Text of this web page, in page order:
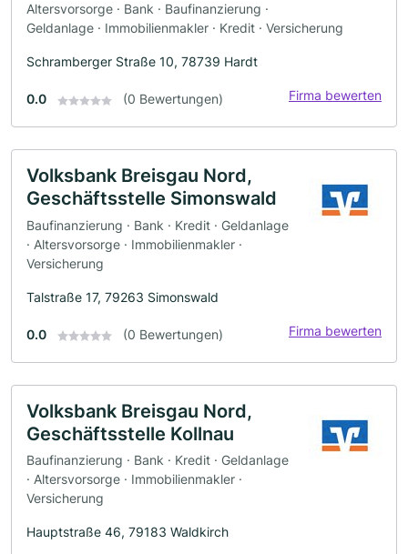
Altersvorsorge · Bank · Baufinanzierung ·
Geldanlage · Immobilienmakler · Kredit · Versicherung
Schramberger Straße 10, 78739 Hardt
0.0 (0 Bewertungen) Firma bewerten
Volksbank Breisgau Nord,
Geschäftsstelle Simonswald
Baufinanzierung · Bank · Kredit · Geldanlage
· Altersvorsorge · Immobilienmakler ·
Versicherung
Talstraße 17, 79263 Simonswald
0.0 (0 Bewertungen) Firma bewerten
Volksbank Breisgau Nord,
Geschäftsstelle Kollnau
Baufinanzierung · Bank · Kredit · Geldanlage
· Altersvorsorge · Immobilienmakler ·
Versicherung
Hauptstraße 46, 79183 Waldkirch